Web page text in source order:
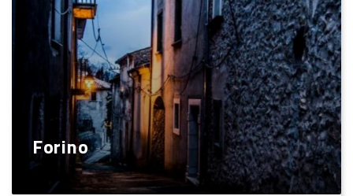
Forino